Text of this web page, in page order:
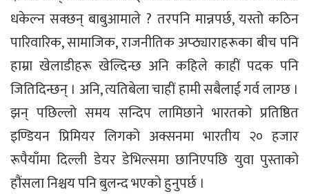
धकेल्न सक्छन् बाबुआमाले ? तरपनि मान्नपर्छ, यस्तो कठिन
पारिवारिक, सामाजिक, राजनीतिक अप्ठ्याराहरूका बीच पनि
हाम्रा खेलाडीहरू खेल्दिन्छ अनि कहिले काहीं पदक पनि
जितिदिन्छन् । अनि, त्यतिबेला चाहीं हामी सबैलाई गर्व लाग्छ ।
झन् पछिल्लो समय सन्दिप लामिछाने भारतको प्रतिष्ठित
इण्डियन प्रिमियर लिगको अक्सनमा भारतीय २० हजार
रूपैयाँमा दिल्ली डेयर डेभिल्समा छानिएपछि युवा पुस्ताको
हौंसला निश्चय पनि बुलन्द भएको हुनुपर्छ ।